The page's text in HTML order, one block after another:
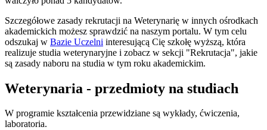
Szczegółowe zasady rekrutacji na Weterynarię w innych ośrodkach
akademickich możesz sprawdzić na naszym portalu. W tym celu
odszukaj w Bazie Uczelni interesującą Cię szkołę wyższą, która
realizuje studia weterynaryjne i zobacz w sekcji "Rekrutacja", jakie
są zasady naboru na studia w tym roku akademickim.
Weterynaria - przedmioty na studiach
W programie kształcenia przewidziane są wykłady, ćwiczenia,
laboratoria.